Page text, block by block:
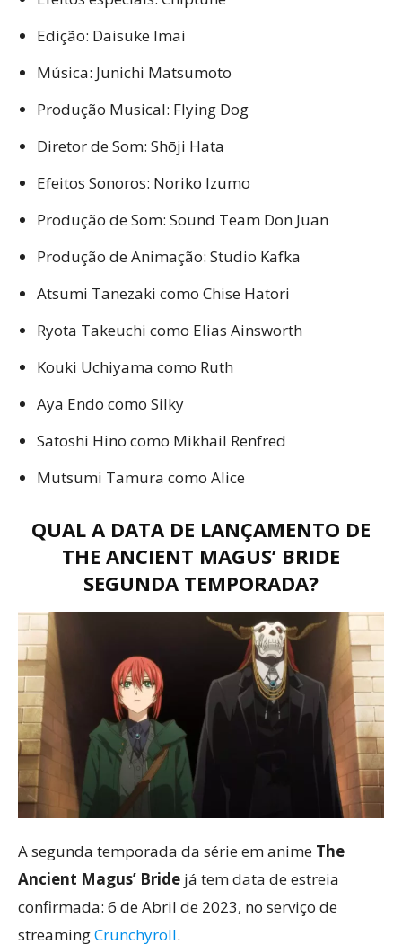
Edição: Daisuke Imai
Música: Junichi Matsumoto
Produção Musical: Flying Dog
Diretor de Som: Shōji Hata
Efeitos Sonoros: Noriko Izumo
Produção de Som: Sound Team Don Juan
Produção de Animação: Studio Kafka
Atsumi Tanezaki como Chise Hatori
Ryota Takeuchi como Elias Ainsworth
Kouki Uchiyama como Ruth
Aya Endo como Silky
Satoshi Hino como Mikhail Renfred
Mutsumi Tamura como Alice
QUAL A DATA DE LANÇAMENTO DE
THE ANCIENT MAGUS’ BRIDE
SEGUNDA TEMPORADA?
A segunda temporada da série em anime The
Ancient Magus’ Bride já tem data de estreia
confirmada: 6 de Abril de 2023, no serviço de
streamingCrunchyroll.